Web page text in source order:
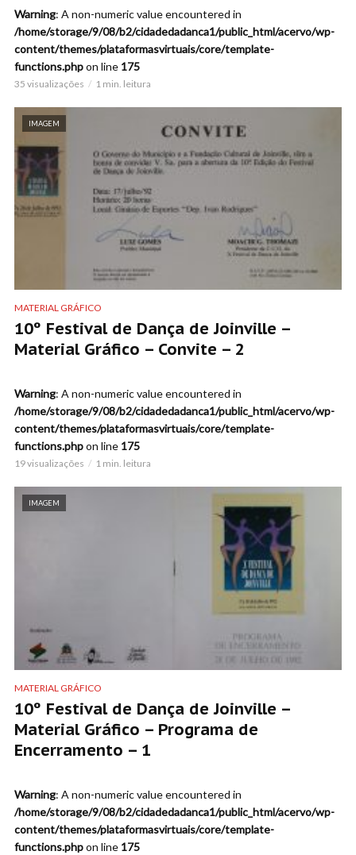
Warning: A non-numeric value encountered in
/home/storage/9/08/b2/cidadedadanca1/public_html/acervo/wp-
content/themes/plataformasvirtuais/core/template-
functions.phpon line 175
35 visualizações 1 min. leitura
IMAGEM
MATERIAL GRÁFICO
10º Festival de Dança de Joinville –
Material Gráfico – Convite – 2
Warning: A non-numeric value encountered in
/home/storage/9/08/b2/cidadedadanca1/public_html/acervo/wp-
content/themes/plataformasvirtuais/core/template-
functions.phpon line 175
19 visualizações 1 min. leitura
IMAGEM
MATERIAL GRÁFICO
10º Festival de Dança de Joinville –
Material Gráfico – Programa de
Encerramento – 1
Warning: A non-numeric value encountered in
/home/storage/9/08/b2/cidadedadanca1/public_html/acervo/wp-
content/themes/plataformasvirtuais/core/template-
functions.phpon line 175